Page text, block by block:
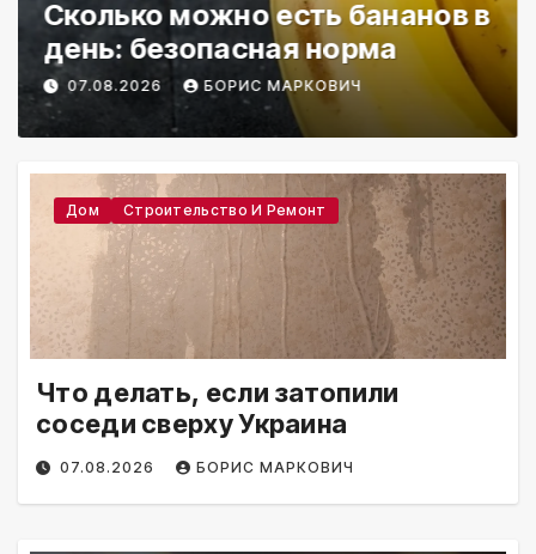
Сколько можно есть бананов в
день: безопасная норма
07.08.2026 БОРИС МАРКОВИЧ
Дом Строительство И Ремонт
Что делать, если затопили
соседи сверху Украина
07.08.2026 БОРИС МАРКОВИЧ